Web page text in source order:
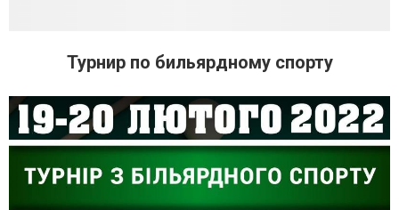
Турнир по бильярдному спорту